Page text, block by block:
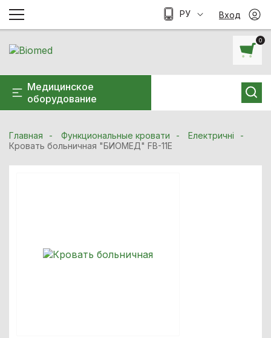
0
Медицинское
оборудование
РУ Вход
Главная Функциональные кровати
Електричні
Кровать больничная "БИОМЕД" FB-11Е